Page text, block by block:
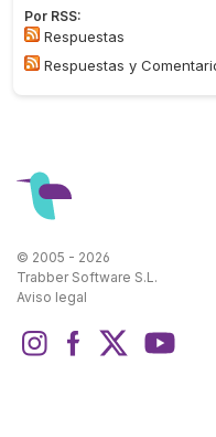
Por RSS:
Respuestas
Respuestas y
© 2005 - 2026
Trabber Software S.L.
Aviso legal